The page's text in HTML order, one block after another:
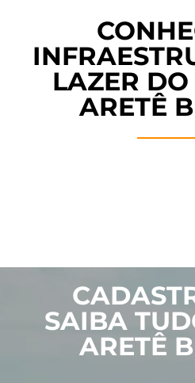
LAZER
ARETÊ
SAIBA
ARETÊ